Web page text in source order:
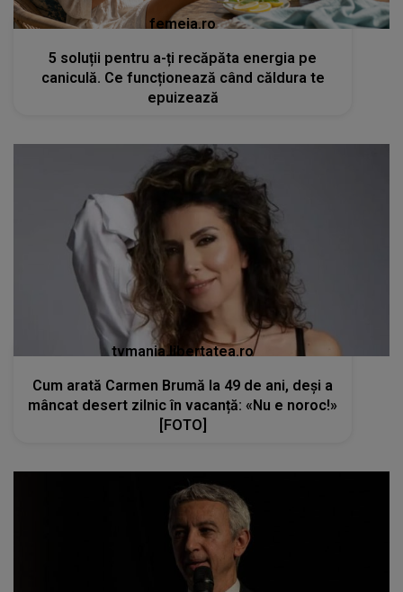
femeia.ro
5 soluții pentru a-ți recăpăta energia pe
caniculă. Ce funcționează când căldura te
epuizează
tvmania.libertatea.ro
Cum arată Carmen Brumă la 49 de ani, deși a
mâncat desert zilnic în vacanță: «Nu e noroc!»
[FOTO]